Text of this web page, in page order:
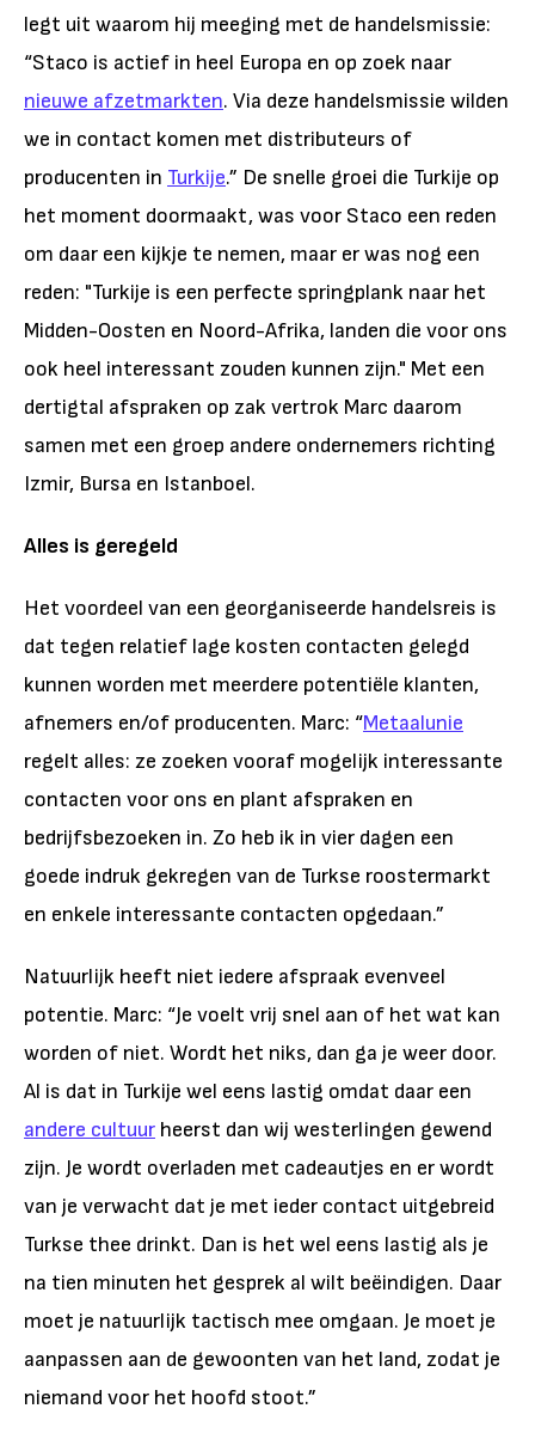
legt uit waarom hij meeging met de handelsmissie:
“Staco is actief in heel Europa en op zoek naar
nieuwe afzetmarkten. Via deze handelsmissie wilden
we in contact komen met distributeurs of
producenten in Turkije.” De snelle groei die Turkije op
het moment doormaakt, was voor Staco een reden
om daar een kijkje te nemen, maar er was nog een
reden: "Turkije is een perfecte springplank naar het
Midden-Oosten en Noord-Afrika, landen die voor ons
ook heel interessant zouden kunnen zijn." Met een
dertigtal afspraken op zak vertrok Marc daarom
samen met een groep andere ondernemers richting
Izmir, Bursa en Istanboel.
Alles is geregeld
Het voordeel van een georganiseerde handelsreis is
dat tegen relatief lage kosten contacten gelegd
kunnen worden met meerdere potentiële klanten,
afnemers en/of producenten. Marc: “Metaalunie
regelt alles: ze zoeken vooraf mogelijk interessante
contacten voor ons en plant afspraken en
bedrijfsbezoeken in. Zo heb ik in vier dagen een
goede indruk gekregen van de Turkse roostermarkt
en enkele interessante contacten opgedaan.”
Natuurlijk heeft niet iedere afspraak evenveel
potentie. Marc: “Je voelt vrij snel aan of het wat kan
worden of niet. Wordt het niks, dan ga je weer door.
Al is dat in Turkije wel eens lastig omdat daar een
andere cultuur heerst dan wij westerlingen gewend
zijn. Je wordt overladen met cadeautjes en er wordt
van je verwacht dat je met ieder contact uitgebreid
Turkse thee drinkt. Dan is het wel eens lastig als je
na tien minuten het gesprek al wilt beëindigen. Daar
moet je natuurlijk tactisch mee omgaan. Je moet je
aanpassen aan de gewoonten van het land, zodat je
niemand voor het hoofd stoot.”